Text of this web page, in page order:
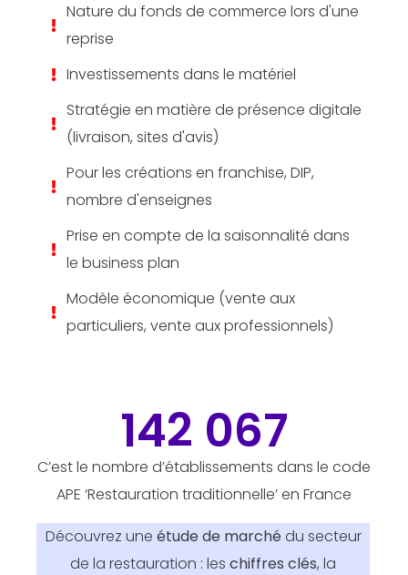
Nature du fonds de commerce lors d'une
reprise
Investissements dans le matériel
Stratégie en matière de présence digitale
(livraison, sites d'avis)
Pour les créations en franchise, DIP,
nombre d'enseignes
Prise en compte de la saisonnalité dans
le business plan
Modèle économique (vente aux
particuliers, vente aux professionnels)
142 067
C’est le nombre d’établissements dans le code
APE ‘Restauration traditionnelle’ en France
Découvrez une étude de marché du secteur
de la restauration : leschiffres clés, la